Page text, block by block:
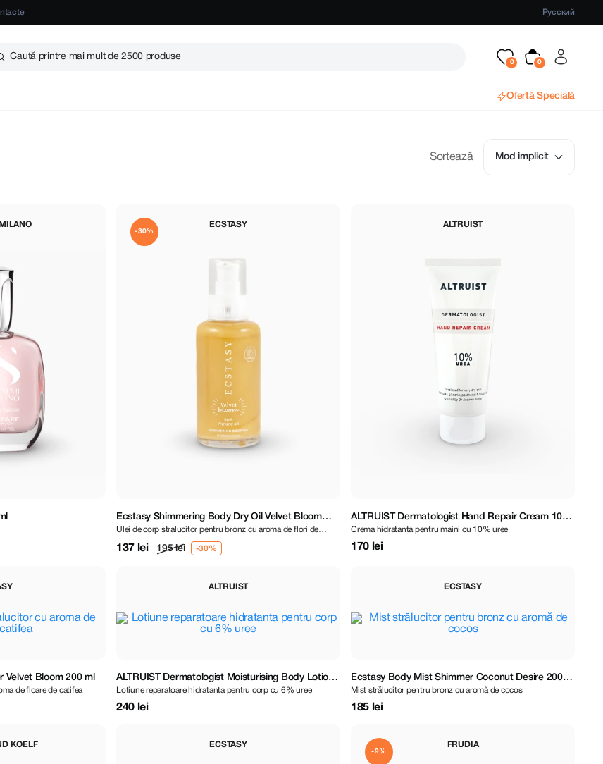
Русский
Caută printre mai mult de 2500 produse
Ofertă Specială
Sortează Mod implicit
ECSTASY
-30%
Ecstasy Shimmering Body Dry Oil Velvet Bloom
100 ml
Ulei de corp stralucitor pentru bronz cu aroma de flori de
137 lei 195 lei
ALTRUIST
ALTRUIST Dermatologist Hand Repair Cream 10%
Urea 75 ml
Crema hidratanta pentru maini cu 10% uree
170 lei
Velvet Bloom 200 ml
de floare de catifea
ALTRUIST
ALTRUIST Dermatologist Moisturising Body Lotion
6% Urea 200 ml
Lotiune reparatoare hidratanta pentru corp cu 6% uree
240 lei
ECSTASY
Ecstasy Body Mist Shimmer Coconut Desire 200
ml
Mist strălucitor pentru bronz cu aromă de cocos
185 lei
KOELF ECSTASY FRUDIA
-9%